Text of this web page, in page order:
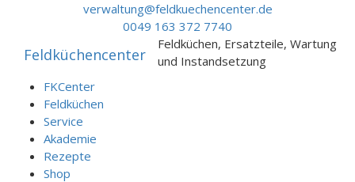
verwaltung@feldkuechencenter.de
0049 163 372 7740
Feldküchencenter
Feldküchen, Ersatzteile, Wartung
und Instandsetzung
FKCenter
Feldküchen
Service
Akademie
Rezepte
Shop